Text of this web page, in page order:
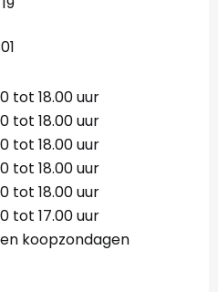
tot 18.00 uur
tot 18.00 uur
tot 18.00 uur
tot 18.00 uur
tot 18.00 uur
tot 17.00 uur
koopzondagen